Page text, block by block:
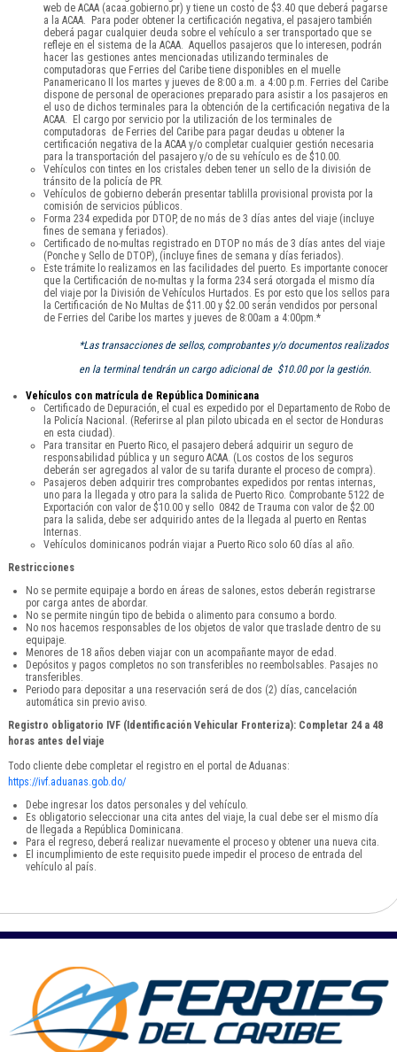
web de ACAA (acaa.gobierno.pr) y tiene un costo de $3.40 que deberá pagarse
a la ACAA. Para poder obtener la certificación negativa, el pasajero también
deberá pagar cualquier deuda sobre el vehículo a ser transportado que se
refleje en el sistema de la ACAA. Aquellos pasajeros que lo interesen, podrán
hacer las gestiones antes mencionadas utilizando terminales de
computadoras que Ferries del Caribe tiene disponibles en el muelle
Panamericano II los martes y jueves de 8:00 a.m. a 4:00 p.m. Ferries del Caribe
dispone de personal de operaciones preparado para asistir a los pasajeros en
el uso de dichos terminales para la obtención de la certificación negativa de la
ACAA. El cargo por servicio por la utilización de los terminales de
computadoras de Ferries del Caribe para pagar deudas u obtener la
certificación negativa de la ACAA y/o completar cualquier gestión necesaria
para la transportación del pasajero y/o de su vehículo es de $10.00.
Vehículos con tintes en los cristales deben tener un sello de la división de
tránsito de la policía de PR.
Vehículos de gobierno deberán presentar tablilla provisional provista por la
comisión de servicios públicos.
Forma 234 expedida por DTOP, de no más de 3 días antes del viaje (incluye
fines de semana y feriados).
Certificado de no-multas registrado en DTOP no más de 3 días antes del viaje
(Ponche y Sello de DTOP), (incluye fines de semana y días feriados).
Este trámite lo realizamos en las facilidades del puerto. Es importante conocer
que la Certificación de no-multas y la forma 234 será otorgada el mismo día
del viaje por la División de Vehículos Hurtados. Es por esto que los sellos para
la Certificación de No Multas de $11.00 y $2.00 serán vendidos por personal
de Ferries del Caribe los martes y jueves de 8:00am a 4:00pm.*
*Las transacciones de sellos, comprobantes y/o documentos realizados
en la terminal tendrán un cargo adicional de $10.00 por la gestión.
Vehículos con matrícula de República Dominicana
Certificado de Depuración, el cual es expedido por el Departamento de Robo de
la Policía Nacional. (Referirse al plan piloto ubicada en el sector de Honduras
en esta ciudad).
Para transitar en Puerto Rico, el pasajero deberá adquirir un seguro de
responsabilidad pública y un seguro ACAA. (Los costos de los seguros
deberán ser agregados al valor de su tarifa durante el proceso de compra).
Pasajeros deben adquirir tres comprobantes expedidos por rentas internas,
uno para la llegada y otro para la salida de Puerto Rico. Comprobante 5122 de
Exportación con valor de $10.00 y sello 0842 de Trauma con valor de $2.00
para la salida, debe ser adquirido antes de la llegada al puerto en Rentas
Internas.
Vehículos dominicanos podrán viajar a Puerto Rico solo 60 días al año.
Restricciones
No se permite equipaje a bordo en áreas de salones, estos deberán registrarse
por carga antes de abordar.
No se permite ningún tipo de bebida o alimento para consumo a bordo.
No nos hacemos responsables de los objetos de valor que traslade dentro de su
equipaje.
Menores de 18 años deben viajar con un acompañante mayor de edad.
Depósitos y pagos completos no son transferibles no reembolsables. Pasajes no
transferibles.
Periodo para depositar a una reservación será de dos (2) días, cancelación
automática sin previo aviso.
Registro obligatorio IVF (Identificación Vehicular Fronteriza): Completar 24 a 48
horas antes del viaje
Todo cliente debe completar el registro en el portal de Aduanas:
https://ivf.aduanas.gob.do/
Debe ingresar los datos personales y del vehículo.
Es obligatorio seleccionar una cita antes del viaje, la cual debe ser el mismo día
de llegada a República Dominicana.
Para el regreso, deberá realizar nuevamente el proceso y obtener una nueva cita.
El incumplimiento de este requisito puede impedir el proceso de entrada del
vehículo al país.